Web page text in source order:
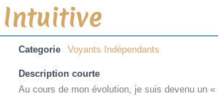
Categorie Voyants Indépendants
Description courte
Au cours de mon évolution, je suis devenu un